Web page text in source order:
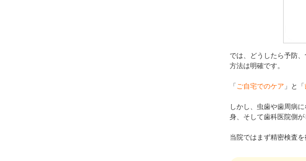
では、どうしたら予防
方法は明確です。
「 ご自宅でのケア 」と「
しかし、虫歯や歯周病
身、そして歯科医院側
当院ではまず精密検査を